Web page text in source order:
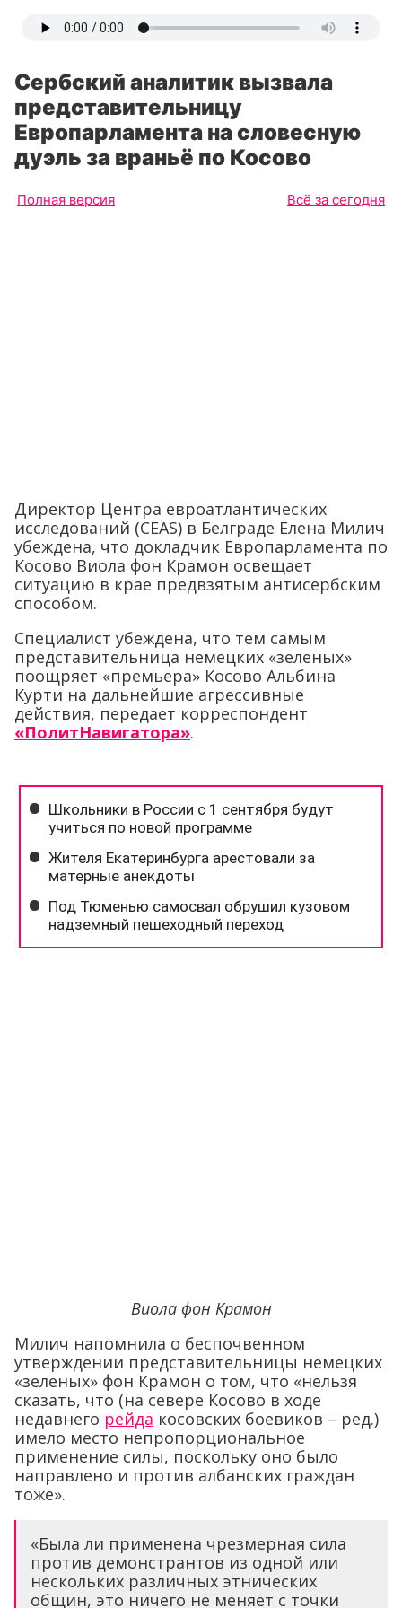
Сербский аналитик вызвала
представительницу
Европарламента на словесную
дуэль за враньё по Косово
Полная версия Всё за сегодня
Директор Центра евроатлантических
исследований (CEAS) в Белграде Елена Милич
убеждена, что докладчик Европарламента по
Косово Виола фон Крамон освещает
ситуацию в крае предвзятым антисербским
способом.
Специалист убеждена, что тем самым
представительница немецких «зеленых»
поощряет «премьера» Косово Альбина
Курти на дальнейшие агрессивные
действия, передает корреспондент
«ПолитНавигатора».
Виола фон Крамон
Милич напомнила о беспочвенном
утверждении представительницы немецких
«зеленых» фон Крамон о том, что «нельзя
сказать, что (на севере Косово в ходе
недавнего рейда косовских боевиков – ред.)
имело место непропорциональное
применение силы, поскольку оно было
направлено и против албанских граждан
тоже».
«Была ли применена чрезмерная сила
против демонстрантов из одной или
нескольких различных этнических
общин, это ничего не меняет с точки